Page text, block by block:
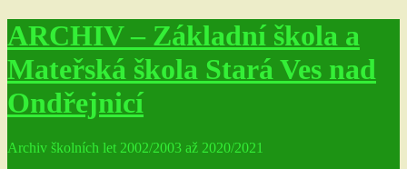
ARCHIV – Základní škola a
Mateřská škola Stará Ves nad
Ondřejnicí
Archiv školních let 2002/2003 až 2020/2021